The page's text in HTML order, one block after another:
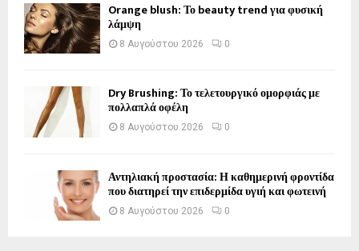
Orange blush: Το beauty trend για φυσική
λάμψη
8 Αυγούστου 2026 0
Dry Brushing: Το τελετουργικό ομορφιάς με
πολλαπλά οφέλη
8 Αυγούστου 2026 0
Αντηλιακή προστασία: Η καθημερινή φροντίδα
που διατηρεί την επιδερμίδα υγιή και φωτεινή
8 Αυγούστου 2026 0